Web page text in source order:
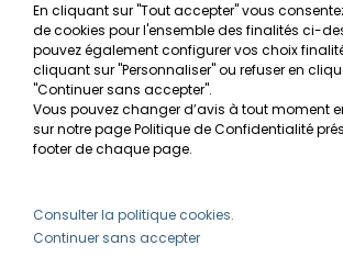
En cliquant sur "Tout accepter" vous
de cookies pour l'ensemble des finalités ci-
pouvez également configurer vos choix
cliquant sur "Personnaliser" ou refuser en
"Continuer sans accepter".
Vous pouvez changer d’avis à tout moment
sur notre page Politique de Confidentialité
footer de chaque page.
Consulter la politique cookies.
Continuer sans accepter